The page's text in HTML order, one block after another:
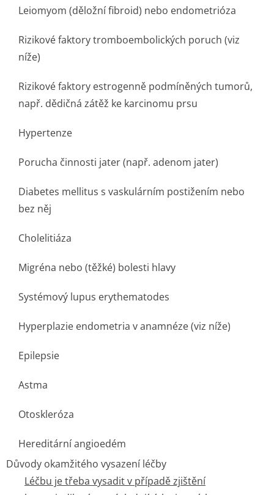
Leiomyom (děložní fibroid) nebo endometrióza
Rizikové faktory tromboembolických poruch (viz
níže)
Rizikové faktory estrogenně podmíněných tumorů,
např. dědičná zátěž ke karcinomu prsu
Hypertenze
Porucha činnosti jater (např. adenom jater)
Diabetes mellitus s vaskulárním postižením nebo
bez něj
Cholelitiáza
Migréna nebo (těžké) bolesti hlavy
Systémový lupus erythematodes
Hyperplazie endometria v anamnéze (viz níže)
Epilepsie
Astma
Otoskleróza
Hereditární angioedém
Důvody okamžitého vysazení léčby
Léčbu je třeba vysadit v případě zjištění